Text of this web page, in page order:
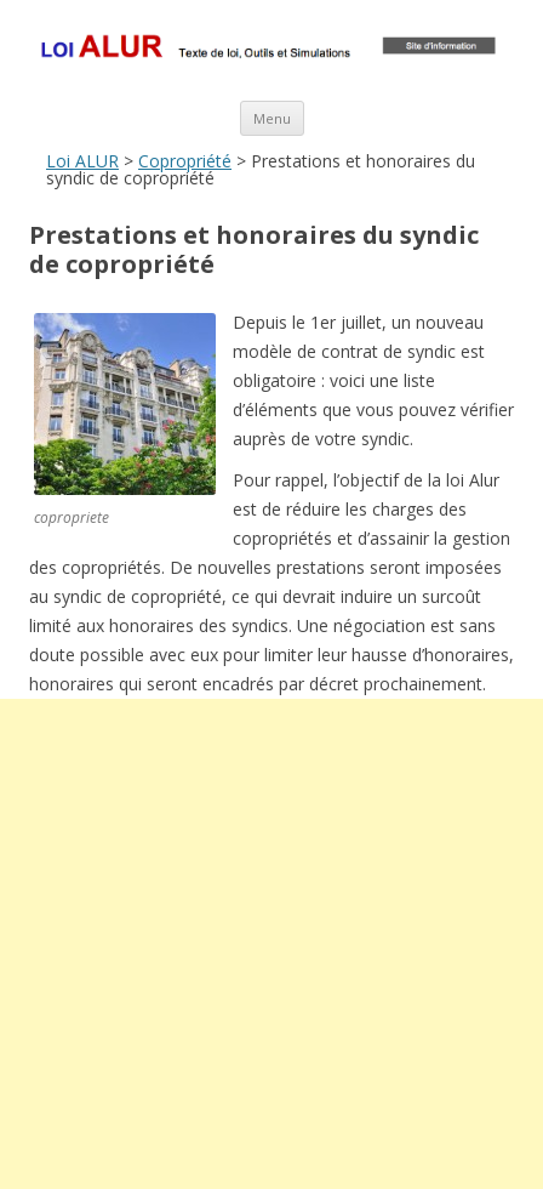
Loi ALUR
ALUR
Menu Aller au contenu principal
Loi ALUR > Copropriété > Prestations et honoraires du
syndic de copropriété
Prestations et honoraires du syndic
de copropriété
copropriete
Depuis le 1er juillet, un nouveau
modèle de contrat de syndic est
obligatoire : voici une liste
d’éléments que vous pouvez vérifier
auprès de votre syndic.
Pour rappel, l’objectif de la loi Alur
est de réduire les charges des
copropriétés et d’assainir la gestion
des copropriétés. De nouvelles prestations seront imposées
au syndic de copropriété, ce qui devrait induire un surcoût
limité aux honoraires des syndics. Une négociation est sans
doute possible avec eux pour limiter leur hausse d’honoraires,
honoraires qui seront encadrés par décret prochainement.